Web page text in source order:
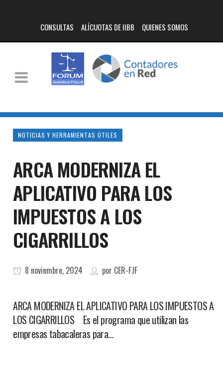
CONSULTAS ALÍCUOTAS DE IIBB QUIENES SOMOS
NOTICIAS Y HERRAMIENTAS ÚTILES
ARCA MODERNIZA EL
APLICATIVO PARA LOS
IMPUESTOS A LOS
CIGARRILLOS
8 noviembre, 2024 por CER-FJF
ARCA MODERNIZA EL APLICATIVO PARA LOS IMPUESTOS A
LOS CIGARRILLOS Es el programa que utilizan las
empresas tabacaleras para…